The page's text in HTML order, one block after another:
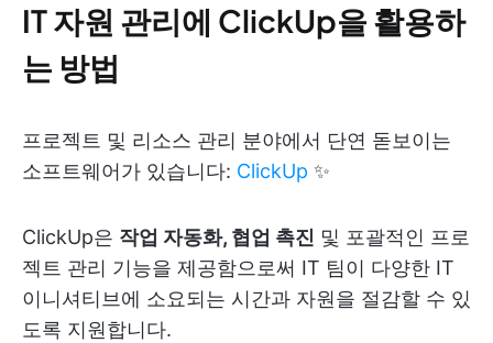
IT 자원 관리에 ClickUp을 활용하
는 방법
프로젝트 및 리소스 관리 분야에서 단연 돋보이는
소프트웨어가 있습니다: ClickUp ✨
ClickUp은 작업 자동화, 협업 촉진 및 포괄적인 프로
젝트 관리 기능을 제공함으로써 IT 팀이 다양한 IT
이니셔티브에 소요되는 시간과 자원을 절감할 수 있
도록 지원합니다.